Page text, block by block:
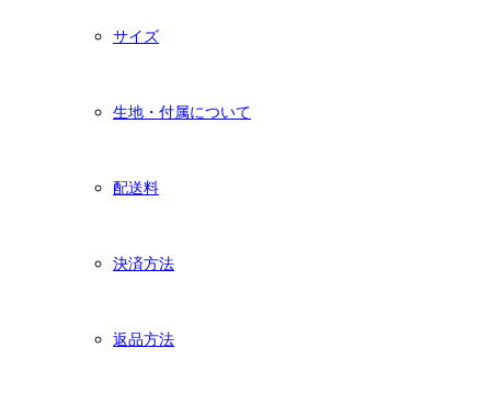
サイズ
生地・付属について
配送料
決済方法
返品方法